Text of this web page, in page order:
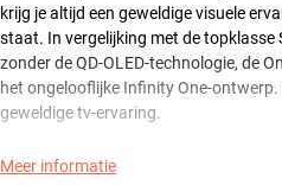
krijg je altijd een geweldige visuele
staat. In vergelijking met de topklasse
zonder de QD-OLED-technologie, de
het ongelooflijke Infinity One-
geweldige tv-ervaring.
Of je nu films, series, sport of games
Meer informatie